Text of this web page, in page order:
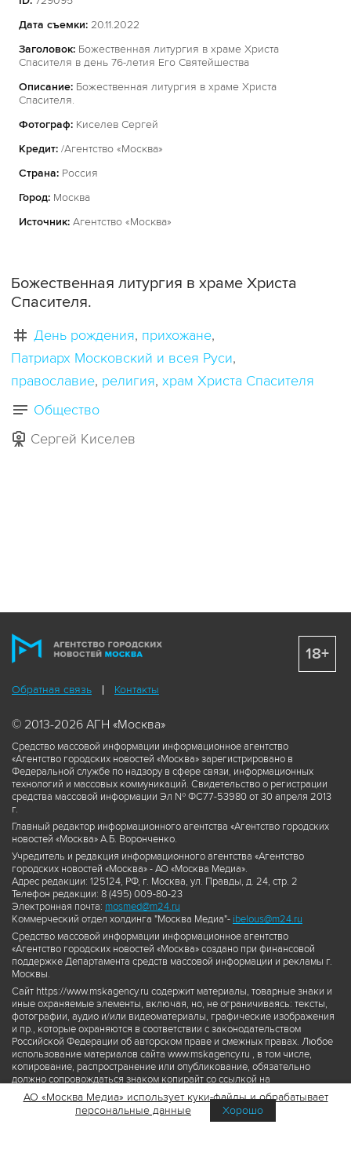
Дата съемки: 20.11.2022
Заголовок: Божественная литургия в храме Христа
Спасителя в день 76-летия Его Святейшества
Описание: Божественная литургия в храме Христа
Спасителя.
Фотограф: Киселев Сергей
Кредит: /Агентство «Москва»
Страна: Россия
Город: Москва
Источник: Агентство «Москва»
Божественная литургия в храме Христа
Спасителя.
День рождения прихожане
Патриарх Московский и всея Руси
православие религия храм Христа Спасителя
Общество
Сергей Киселев
Обратная связь Контакты
© 2013-2026 АГН «Москва»
Средство массовой информации информационное агентство
«Агентство городских новостей «Москва» зарегистрировано в
Федеральной службе по надзору в сфере связи, информационных
технологий и массовых коммуникаций. Свидетельство о регистрации
средства массовой информации Эл № ФС77-53980 от 30 апреля 2013
г.
Главный редактор информационного агентства «Агентство городских
новостей «Москва» А.Б. Воронченко.
Учредитель и редакция информационного агентства «Агентство
городских новостей «Москва» - АО «Москва Медиа».
Адрес редакции: 125124, РФ, г. Москва, ул. Правды, д. 24, стр. 2
Телефон редакции: 8 (495) 009-80-23
Электронная почта: mosmed@m24.ru
Коммерческий отдел холдинга "Москва Медиа"- ibelous@m24.ru
Средство массовой информации информационное агентство
«Агентство городских новостей «Москва» создано при финансовой
поддержке Департамента средств массовой информации и рекламы г.
Москвы.
Сайт https://www.mskagency.ru содержит материалы, товарные знаки и
иные охраняемые элементы, включая, но, не ограничиваясь: тексты,
фотографии, аудио и/или видеоматериалы, графические изображения
и пр., которые охраняются в соответствии с законодательством
Российской Федерации об авторском праве и смежных правах. Любое
использование материалов сайта www.mskagency.ru , в том числе,
копирование, распространение или опубликование, обязательно
должно сопровождаться знаком копирайт со ссылкой на
правообладателя © АО «Москва Медиа», а также гиперссылкой на сайт
www.mskagency.ru как на первоисточник информации. Переработка
материалов сайта www.mskagency.ru не допускается.
18+
АО «Москва Медиа» использует куки-файлы и обрабатывает
персональные данные
Хорошо